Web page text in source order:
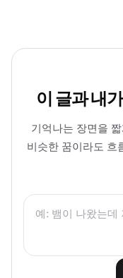
이 글과 내
기억나는 장면을
비슷한 꿈이라도 흐